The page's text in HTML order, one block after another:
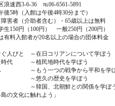
3-6-36 ℡06-6561-5891
5時（入館は午後4時30分まで）
害者（介助者含む）・65歳以上は無料
（100円） 一般250円（200円）
者が20名以上の場合の団体料金
人びと ～在日コリアンについて学ぼう
時代 ～植民地時代を学ぼう
へ ～もう一つの戦争から平和を学
～悠久の歴史を学ぼう
、北朝鮮との関係を学ぼ
の文化に触れよう」